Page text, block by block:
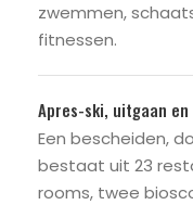
zwemmen,
fitnessen.
Apres-ski, uitgaan
Een bescheiden,
bestaat uit 23
rooms, twee